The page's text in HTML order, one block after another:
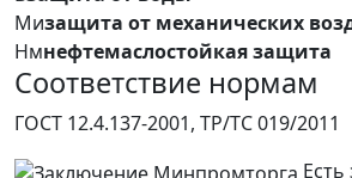
Мизащита от механических
Нмнефтемаслостойкая защита
Соответствие нормам
ГОСТ 12.4.137-2001, ТР/ТС 019/2011